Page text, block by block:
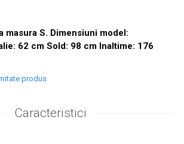
masura S. Dimensiuni model:
62 cm Sold: 98 cm Inaltime: 176
produs
Caracteristici